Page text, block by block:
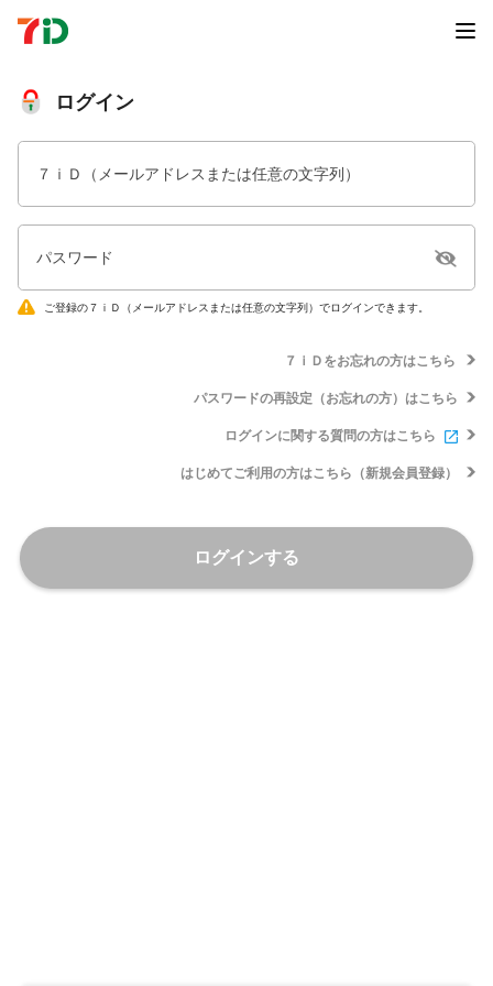
ログイン
７ｉＤ（メールアドレスまたは任意の文字列）
パスワード
ご登録の７ｉＤ（メールアドレスまたは任意の文字列）でログインできます。
７ｉＤをお忘れの方はこちら
パスワードの再設定（お忘れの方）はこちら
ログインに関する質問の方はこちら
はじめてご利用の方はこちら（新規会員登録）
ログインする